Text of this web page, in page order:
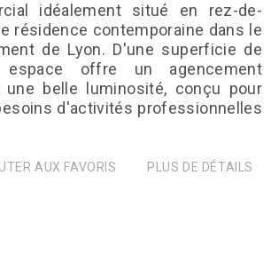
idéalement situé en rez-de-
résidence contemporaine dans le
de Lyon. D'une superficie de
offre un agencement
belle luminosité, conçu pour
d'activités professionnelles
AUX FAVORIS PLUS DE DÉTAILS